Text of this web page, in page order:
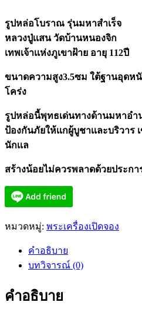
รูปหล่อโบราณ รุ่นมหาสำเร็จ
หลวงปู่เเสน วัดบ้านหนองจิก
เทพเจ้าเเห่งภูเขาฝ้าย อายุ 112ปี
ขนาดความสูง3.5ซม ใต้ฐานอุดหนั
โคร่ง
รูปหล่อนี้พุทธเด่นทางด้านมหาอำ
ป้องกันภัยให้เเกผู้บูชาเเละบริวาร
นักเเล
สร้างน้อยไม่ควรพลาดด้วยประกา
หมวดหมู่: พระเครื่องเปิดจอง
คำอธิบาย
บทวิจารณ์ (0)
คำอธิบาย